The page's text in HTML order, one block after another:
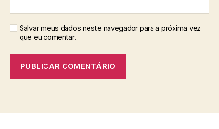
Salvar meus dados neste navegador para a próxima vez
que eu comentar.